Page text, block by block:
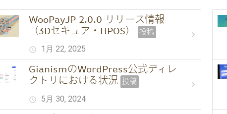
chevron_right
WooPayJP 2.0.0 リリース情報
（3Dセキュア・HPOS）
投稿
schedule 1月 22, 2025
chevron_right
GianismのWordPress公式ディレ
クトリにおける状況 投稿
schedule 5月 30, 2024